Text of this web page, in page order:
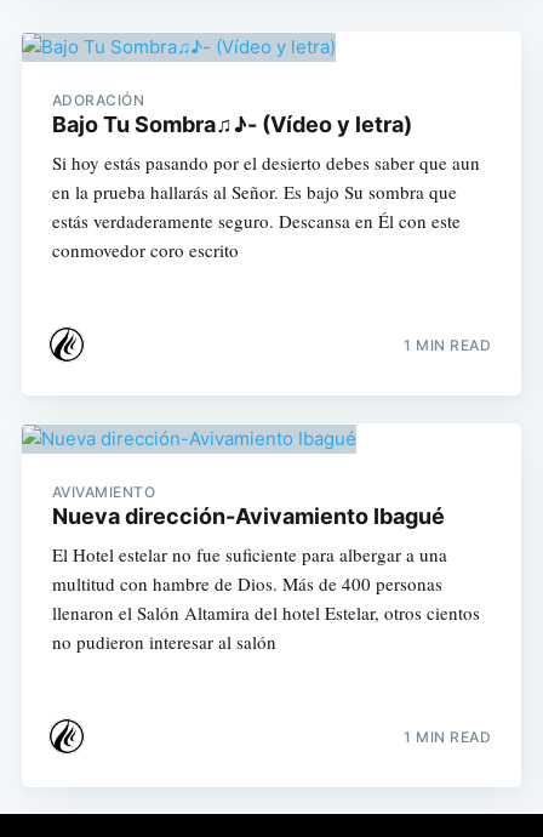
ADORACIÓN
Bajo Tu Sombra♫♪- (Vídeo y letra)
Si hoy estás pasando por el desierto debes saber que aun
en la prueba hallarás al Señor. Es bajo Su sombra que
estás verdaderamente seguro. Descansa en Él con este
conmovedor coro escrito
1 MIN READ
AVIVAMIENTO
Nueva dirección-Avivamiento Ibagué
El Hotel estelar no fue suficiente para albergar a una
multitud con hambre de Dios. Más de 400 personas
llenaron el Salón Altamira del hotel Estelar, otros cientos
no pudieron interesar al salón
1 MIN READ